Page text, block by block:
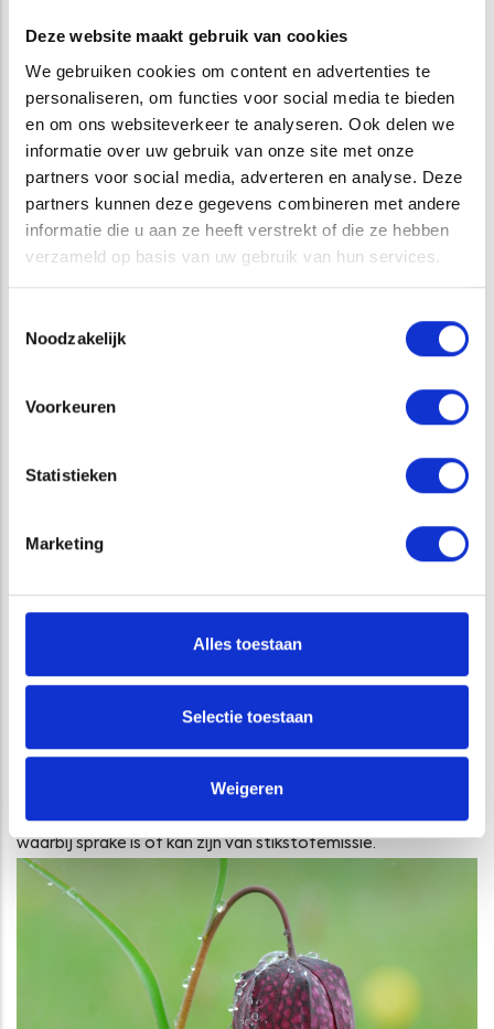
Deze website maakt gebruik van cookies
We gebruiken cookies om content en advertenties te
personaliseren, om functies voor social media te bieden
en om ons websiteverkeer te analyseren. Ook delen we
informatie over uw gebruik van onze site met onze
partners voor social media, adverteren en analyse. Deze
partners kunnen deze gegevens combineren met andere
informatie die u aan ze heeft verstrekt of die ze hebben
verzameld op basis van uw gebruik van hun services.
Noodzakelijk
Voorkeuren
Statistieken
Marketing
Alles toestaan
Selectie toestaan
Weigeren
Defensie.
Onze inzet kenmerkt zich door een onafhankelijke instelling,
maar wel met oog voor de belangen van de opdrachtgever.
Dat betekent dat we binnen de kaders van de wetgeving en
met hart voor de natuur, maximaal meedenken met onze
opdrachtgevers.
Het doel is altijd om behoud van de beschermde
natuurwaarden in te passen in de plannen. Zo nodig wordt dit
aangevuld met compenserende maatregelen. We zoeken
altijd naar praktische oplossingen.
Onze begeleiding garandeert een ecologisch verantwoorde
uitvoering van uw project. Meestal komen wij samen met
onze opdrachtgevers tot een aanpak die geen vertraging bij
de uitvoering van het project oplevert, die ruimte biedt aan
Sinds de invoering van het Programma Aanpak Stikstof (PAS)
Calculator. Ook na de uitspraak van de Raad van State in mei
2019, die leidde tot de vernietiging van het PAS, is AERIUS
berekening van stikstofdepositie uit en volgen het
wijzigende beleid rond stikstofemissie op de voet. Hiermee
kunnen wij u goed informeren en begeleiden bij initiatieven
waarbij sprake is of kan zijn van stikstofemissie.